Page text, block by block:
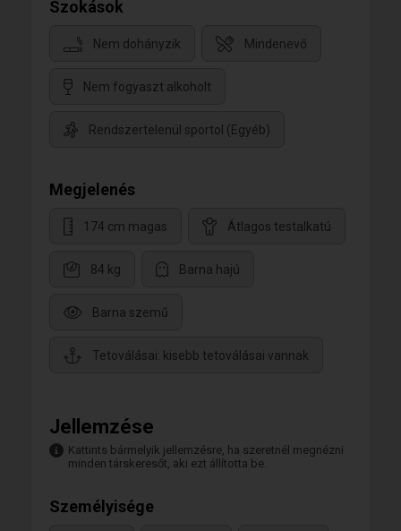
Szokások
Nem dohányzik Mindenevő
Nem fogyaszt alkoholt
Rendszertelenül sportol (Egyéb)
Megjelenés
174 cm magas Átlagos testalkatú
84 kg Barna hajú
Barna szemű
Tetoválásai: kisebb tetoválásai vannak
Jellemzése
Kattints bármelyik jellemzésre, ha szeretnél megnézni
minden társkeresőt, aki ezt állította be.
Személyisége